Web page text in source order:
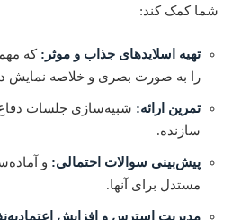
شما کمک کند:
تهیه اسلایدهای جذاب و موثر: که
را به صورت بصری و خلاصه نمایش
تمرین ارائه: شبیه‌سازی جلسات دفاع
سازنده.
پیش‌بینی سوالات احتمالی: و
مستدل برای آنها.
مدیریت استرس و افزایش